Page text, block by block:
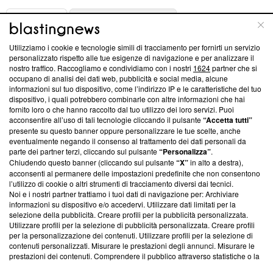
ABOUT
Questa sezione offre informazioni trasparenti su Blasting
News, sui nostri processi editoriali e su come ci impegniamo a
creare news di qualità. Inoltre, afferma la nostra aderenza a
‘Trust Project - News with Integrity’Blasting News non è
ancora membro del programma, ma ha richiesto di farne
parte; Trust Project non ha ancora effettuato una verifica di
conformità agli standard.
Su di noi
Team editoriale
Corporate
Redazione
Informativa Privacy
Utilizziamo i cookie e tecnologie simili di tracciamento per fornirti un servizio
personalizzato rispetto alle tue esigenze di navigazione e per analizzare il
nostro traffico. Raccogliamo e condividiamo con i nostri 1624partner che si
occupano di analisi dei dati web, pubblicità e social media, alcune
informazioni sul tuo dispositivo, come l’indirizzo IP e le caratteristiche del tuo
dispositivo, i quali potrebbero combinarle con altre informazioni che hai
fornito loro o che hanno raccolto dal tuo utilizzo dei loro servizi. Puoi
acconsentire all’uso di tali tecnologie cliccando il pulsante“Accetta tutti”
presente su questo banner oppure personalizzare le tue scelte, anche
eventualmente negando il consenso al trattamento dei dati personali da
parte dei partner terzi, cliccando sul pulsante“Personalizza”.
Chiudendo questo banner (cliccando sul pulsante“X”in alto a destra),
acconsenti al permanere delle impostazioni predefinite che non consentono
l’utilizzo di cookie o altri strumenti di tracciamento diversi dai tecnici.
Noi e i nostri partner trattiamo i tuoi dati di navigazione per: Archiviare
informazioni su dispositivo e/o accedervi. Utilizzare dati limitati per la
selezione della pubblicità. Creare profili per la pubblicità personalizzata.
Utilizzare profili per la selezione di pubblicità personalizzata. Creare profili
per la personalizzazione dei contenuti. Utilizzare profili per la selezione di
contenuti personalizzati. Misurare le prestazioni degli annunci. Misurare le
prestazioni dei contenuti. Comprendere il pubblico attraverso statistiche o la